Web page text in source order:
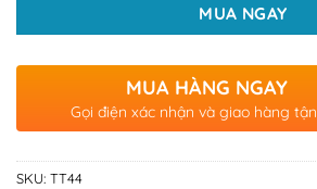
MUA NGAY
MUA HÀNG NGAY
Gọi điện xác nhận và giao hàng
SKU: TT44